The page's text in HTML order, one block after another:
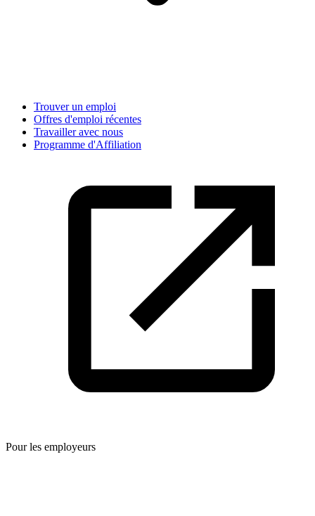
Trouver un emploi
Offres d'emploi récentes
Travailler avec nous
Programme d'Affiliation
Pour les employeurs